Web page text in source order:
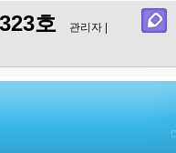
호
관리자 |